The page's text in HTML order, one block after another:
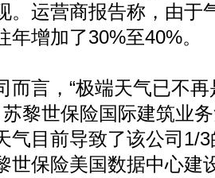
。运营商报告称，由于
增加了30%至40%。
言，“极端天气已不再
苏黎世保险国际建筑业
气目前导致了该公司1/
世保险美国数据中心建